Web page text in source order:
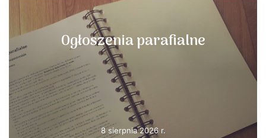
Ogłoszenia parafialne
8 sierpnia 2026 r.